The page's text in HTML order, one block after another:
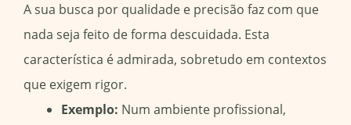
A sua busca por qualidade e precisão faz com que
nada seja feito de forma descuidada. Esta
característica é admirada, sobretudo em contextos
que exigem rigor.
Exemplo: Num ambiente profissional,